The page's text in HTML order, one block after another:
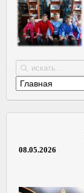
08.05.2026